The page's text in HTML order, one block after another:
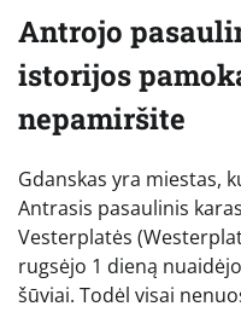
Antrojo
istorijos
nepamiršite
Gdanskas yra miestas,
Antrasis pasaulinis
Vesterplatės
rugsėjo 1 dieną
šūviai. Todėl visai